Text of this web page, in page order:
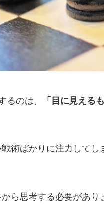
るのは、 「目に見える
術ばかりに注力して
ら思考する必要があ